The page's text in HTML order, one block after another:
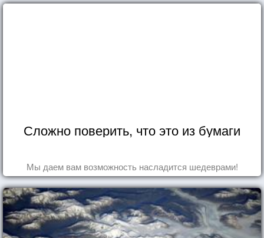
Сложно поверить, что это из бумаги
Мы даем вам возможность насладится шедеврами!